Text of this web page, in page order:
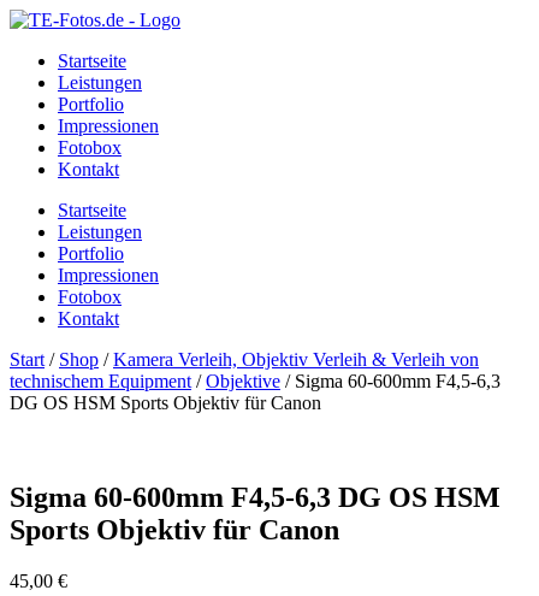
Startseite
Leistungen
Portfolio
Impressionen
Fotobox
Kontakt
Startseite
Leistungen
Portfolio
Impressionen
Fotobox
Kontakt
Start / Shop /Kamera Verleih, Objektiv Verleih & Verleih von
technischem Equipment /Objektive / Sigma 60-600mm F4,5-6,3
DG OS HSM Sports Objektiv für Canon
Sigma 60-600mm F4,5-6,3 DG OS HSM
Sports Objektiv für Canon
45,00 €